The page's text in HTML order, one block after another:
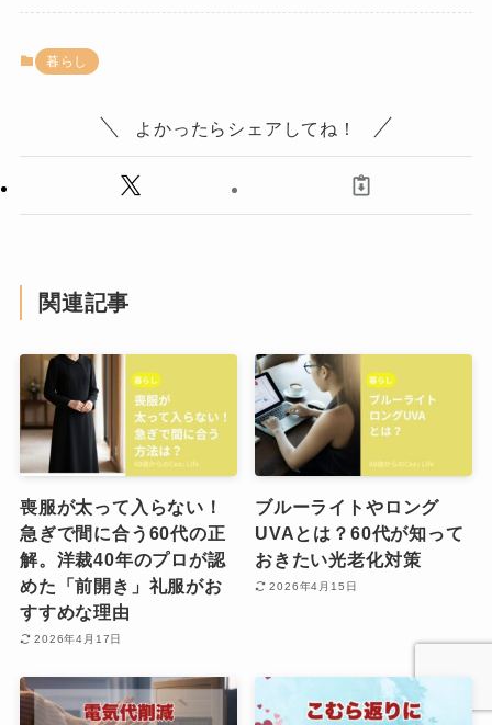
暮らし
よかったらシェアしてね！
関連記事
喪服が太って入らない！
急ぎで間に合う60代の正
解。洋裁40年のプロが認
めた「前開き」礼服がお
すすめな理由
2026年4月17日
ブルーライトやロング
UVAとは？60代が知って
おきたい光老化対策
2026年4月15日